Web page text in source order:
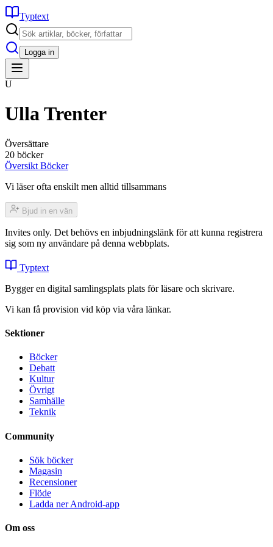
Typtext
Logga in
U
Ulla Trenter
Översättare
20 böcker
Översikt Böcker
Vi läser ofta enskilt men alltid tillsammans
Bjud in en vän
Invites only. Det behövs en inbjudningslänk för att kunna registrera
sig som ny användare på denna webbplats.
Typtext
Bygger en digital samlingsplats plats för läsare och skrivare.
Vi kan få provision vid köp via våra länkar.
Sektioner
Böcker
Debatt
Kultur
Övrigt
Samhälle
Teknik
Community
Sök böcker
Magasin
Recensioner
Flöde
Ladda ner Android-app
Om oss